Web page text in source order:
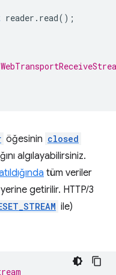
reader . read();
öğesinin closed
algılayabilirsiniz.
tüm veriler
getirilir. HTTP/3
ile)